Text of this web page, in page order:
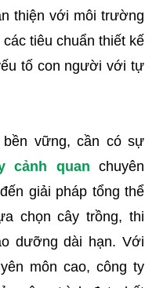
thiện với môi trường
tiêu chuẩn thiết kế
tố con người với tự
vững, cần có sự
cảnh quan chuyên
giải pháp tổng thể
chọn cây trồng, thi
dưỡng dài hạn. Với
môn cao, công ty